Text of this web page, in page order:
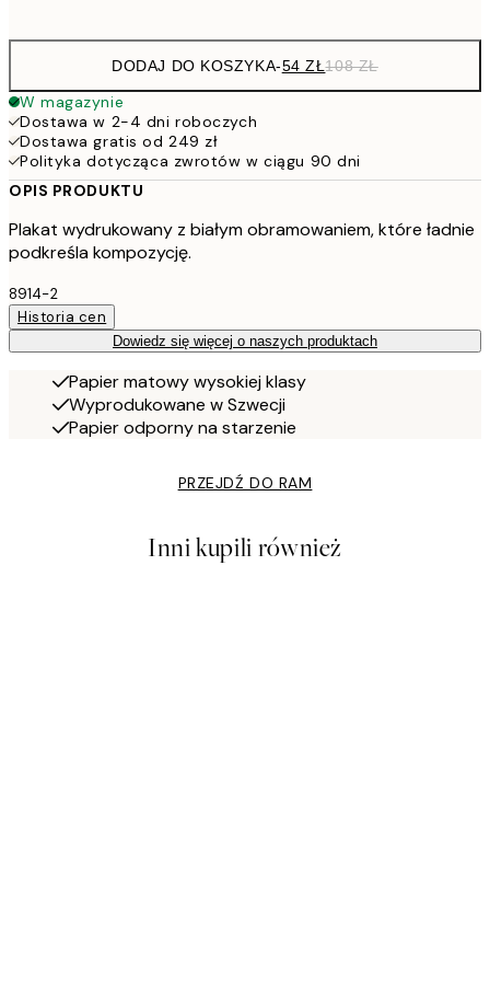
DODAJ DO KOSZYKA-54 ZŁ108 ZŁ
W magazynie
Dostawa w 2-4 dni roboczych
Dostawa gratis od 249 zł
Polityka dotycząca zwrotów w ciągu 90 dni
OPIS PRODUKTU
Plakat wydrukowany z białym obramowaniem, które ładnie
podkreśla kompozycję.
8914-2
Historia cen
Dowiedz się więcej o naszych produktach
Papier matowy wysokiej klasy
Wyprodukowane w Szwecji
Papier odporny na starzenie
PRZEJDŹ DO RAM
Inni kupili również